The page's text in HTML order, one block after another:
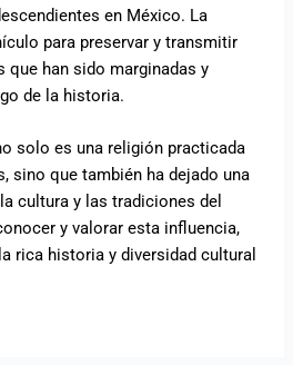
en México. La
para preservar y transmitir
que han sido marginadas y
de la historia.
solo es una religión practicada
sino que también ha dejado una
cultura y las tradiciones del
y valorar esta influencia,
rica historia y diversidad cultural